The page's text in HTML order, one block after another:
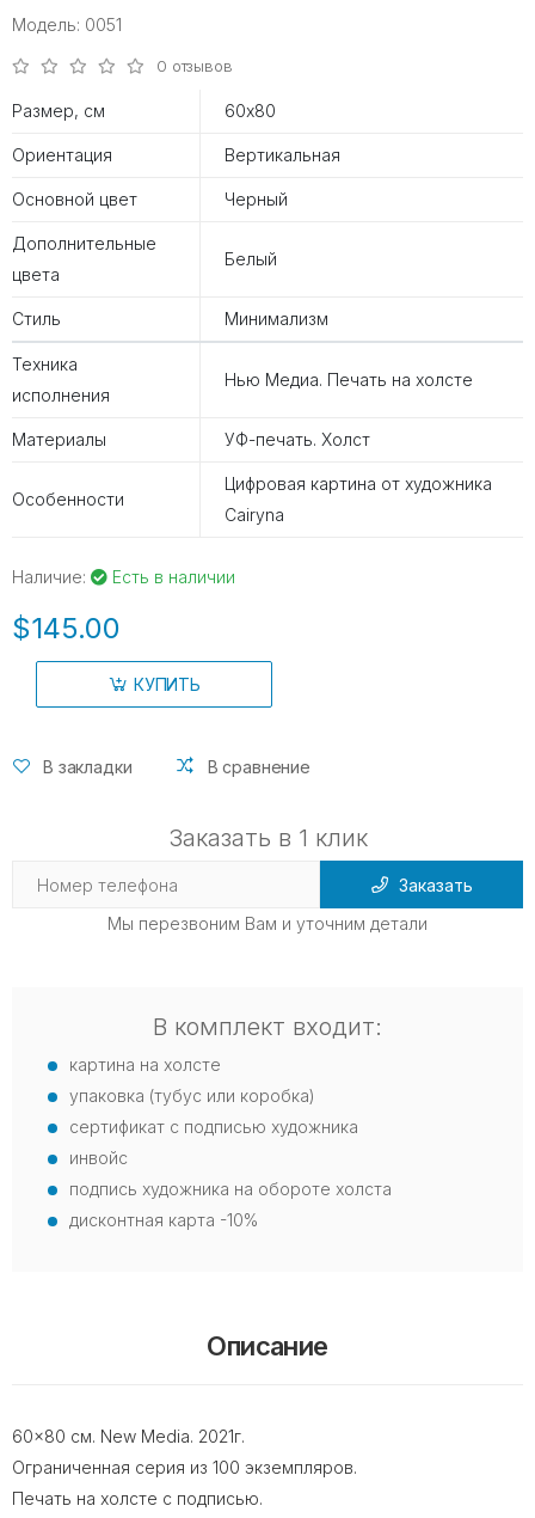
Модель: 0051
0 отзывов
Размер, см 60х80
Ориентация Вертикальная
Основной цвет Черный
Дополнительные
цвета
Белый
Стиль Минимализм
Техника
исполнения
Нью Медиа. Печать на холсте
Материалы УФ-печать. Холст
Особенности
Цифровая картина от художника
Cairyna
Наличие: Есть в наличии
$145.00
КУПИТЬ
В закладки В сравнение
Заказать в 1 клик
Заказать
Мы перезвоним Вам и уточним детали
В комплект входит:
картина на холсте
упаковка (тубус или коробка)
сертификат с подписью художника
инвойс
подпись художника на обороте холста
дисконтная карта -10%
Описание
60x80 cм. New Media. 2021г.
Ограниченная серия из 100 экземпляров.
Печать на холсте с подписью.